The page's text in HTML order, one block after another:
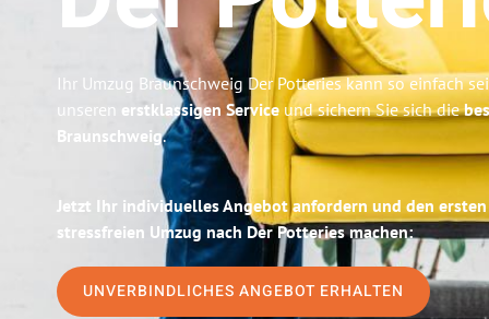
Ihr Umzug Braunschweig Der Potteries kann so einfach
unseren erstklassigen Service und sichern Sie sich die
Braunschweig.
Jetzt Ihr individuelles Angebot anfordern und den
stressfreien Umzug nach Der Potteries machen:
UNVERBINDLICHES ANGEBOT ERHALTEN